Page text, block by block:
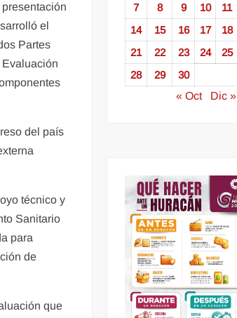
el
Partes
del país
técnico y
Sanitario
para
de
que
7
8 9 10 11
14
15 16 17 18
21
22 23 24 25
28
29
30
« Oct
Dic »